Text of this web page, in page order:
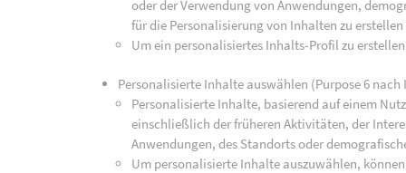
oder der Verwendung von Anwendungen,
für die Personalisierung von Inhalten zu
Um ein personalisiertes Inhalts-Profil zu
Personalisierte Inhalte auswählen (Purpose 6 nach
Personalisierte Inhalte, basierend auf einem
einschließlich der früheren Aktivitäten, der
Anwendungen, des Standorts oder
Um personalisierte Inhalte auszuwählen,